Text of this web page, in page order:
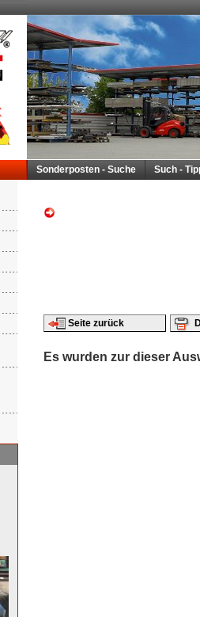
Sonderposten - Suche Such -
Seite zurück
Es wurden zur dieser